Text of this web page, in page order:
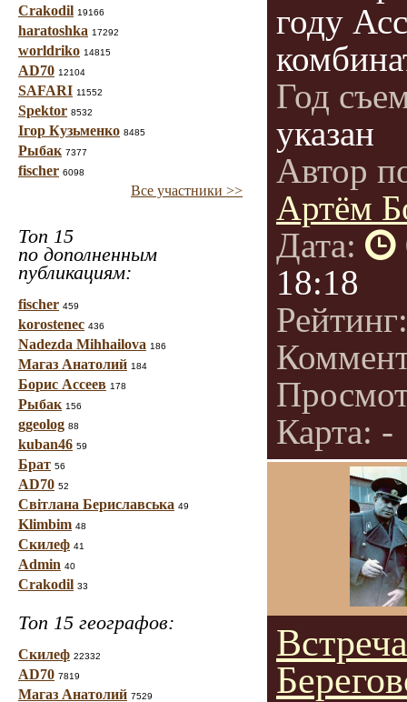
Crakodil 19166
haratoshka 17292
worldriko 14815
AD70 12104
SAFARI 11552
Spektor 8532
Ігор Кузьменко 8485
Рыбак 7377
fischer 6098
Все участники >>
Топ 15
по дополненным
публикациям:
fischer 459
korostenec 436
Nadezda Mihhailova 186
Магаз Анатолий 184
Борис Ассеев 178
Рыбак 156
ggeolog 88
kuban46 59
Брат 56
AD70 52
Світлана Бериславська 49
Klimbim 48
Скилеф 41
Admin 40
Crakodil 33
Топ 15 географов:
Скилеф 22332
AD70 7819
Магаз Анатолий 7529
году
Год
указан
Автор
Артём
Дата:
18:18
Карта: -